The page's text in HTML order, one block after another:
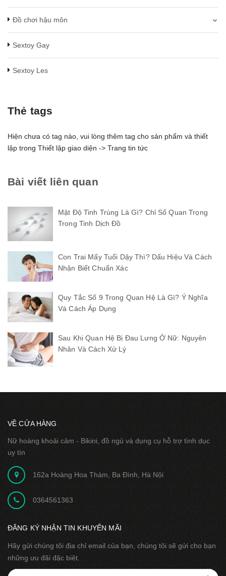
Đồ chơi hậu môn
Sextoy Gay
Sextoy Les
Thẻ tags
Hiện chưa có tag nào, vui lòng thêm tag cho sản phẩm và thiết
lập trong Thiết lập giao diện -> Trang tin tức
Bài viết liên quan
Mật Độ Tinh Trùng Là Gì? Chỉ Số Quan Trọng
Trong Tinh Dịch Đồ
Con Trai Mấy Tuổi Dậy Thì? Dấu Hiệu Và Cách
Nhận Biết Chuẩn Xác
Quy Tắc Số 9 Trong Quan Hệ Là Gì? Ý Nghĩa
Và Cách Áp Dụng
Sau Khi Quan Hệ Bị Đau Lưng Ở Nữ: Nguyên
Nhân Và Cách Xử Lý
VỀ CỬA HÀNG
Nữ hoàng khoải cảm - Bikini, đồ ngủ và dụng cụ hỗ trợ tình dục
uy tín
162a Hoàng Hoa Thám, Ba Đình, Hà Nội
0364561363
ĐĂNG KÝ NHẬN TIN KHUYẾN MÃI
Hãy gửi chúng tôi địa chỉ email của bạn, chúng tôi sẽ gửi cho bạn
những ưu đãi đặc biêt.